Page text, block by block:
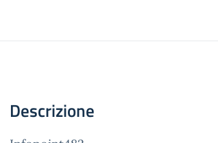
Descrizione